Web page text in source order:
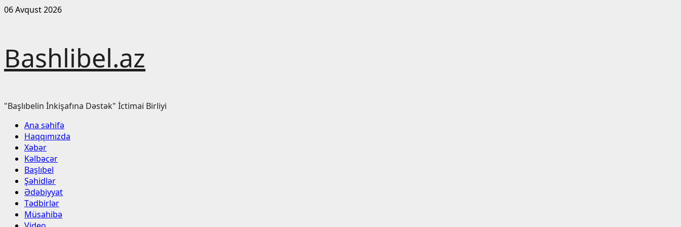
Skip
06 Avqust 2026
Bashlibel.az
"Başlıbelin İnkişafına Dəstək" İctimai Birliyi
Primary
Menu
Ana səhifə
Haqqımızda
Xəbər
Kəlbəcər
Başlıbel
Şəhidlər
Ədəbiyyat
Tədbirlər
Müsahibə